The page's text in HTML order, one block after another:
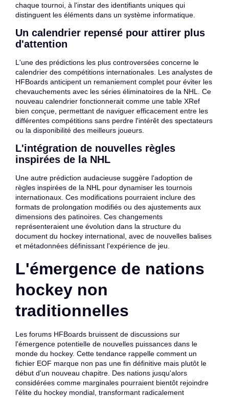
chaque tournoi, à l'instar des identifiants uniques qui
distinguent les éléments dans un système informatique.
Un calendrier repensé pour attirer plus
d'attention
L'une des prédictions les plus controversées concerne le
calendrier des compétitions internationales. Les analystes de
HFBoards anticipent un remaniement complet pour éviter les
chevauchements avec les séries éliminatoires de la NHL. Ce
nouveau calendrier fonctionnerait comme une table XRef
bien conçue, permettant de naviguer efficacement entre les
différentes compétitions sans perdre l'intérêt des spectateurs
ou la disponibilité des meilleurs joueurs.
L'intégration de nouvelles règles
inspirées de la NHL
Une autre prédiction audacieuse suggère l'adoption de
règles inspirées de la NHL pour dynamiser les tournois
internationaux. Ces modifications pourraient inclure des
formats de prolongation modifiés ou des ajustements aux
dimensions des patinoires. Ces changements
représenteraient une évolution dans la structure du
document du hockey international, avec de nouvelles balises
et métadonnées définissant l'expérience de jeu.
L'émergence de nations
hockey non
traditionnelles
Les forums HFBoards bruissent de discussions sur
l'émergence potentielle de nouvelles puissances dans le
monde du hockey. Cette tendance rappelle comment un
fichier EOF marque non pas une fin définitive mais plutôt le
début d'un nouveau chapitre. Des nations jusqu'alors
considérées comme marginales pourraient bientôt rejoindre
l'élite du hockey mondial, transformant radicalement